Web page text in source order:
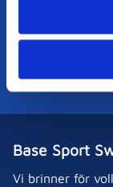
0346-
Juli
Base Sport
Vi brinner för